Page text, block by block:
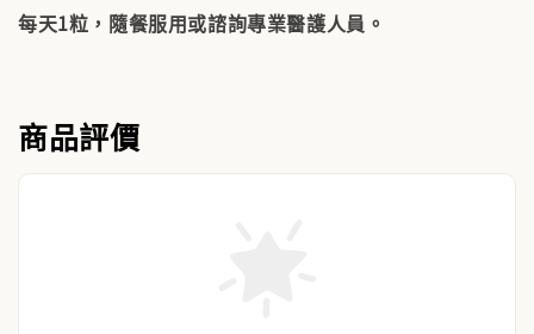
每天1粒，隨餐服用或諮詢專業醫護人員。
商品評價